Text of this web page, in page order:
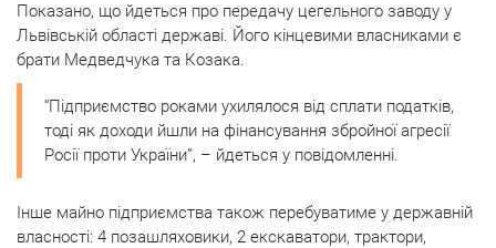
Показано, що йдеться про передачу цегельного заводу у
Львівській області державі. Його кінцевими власниками є
брати Медведчука та Козака.
“Підприємство роками ухилялося від сплати податків,
тоді як доходи йшли на фінансування збройної агресії
Росії проти України”, – йдеться у повідомленні.
Інше майно підприємства також перебуватиме у державній
власності: 4 позашляховики, 2 екскаватори, трактори,